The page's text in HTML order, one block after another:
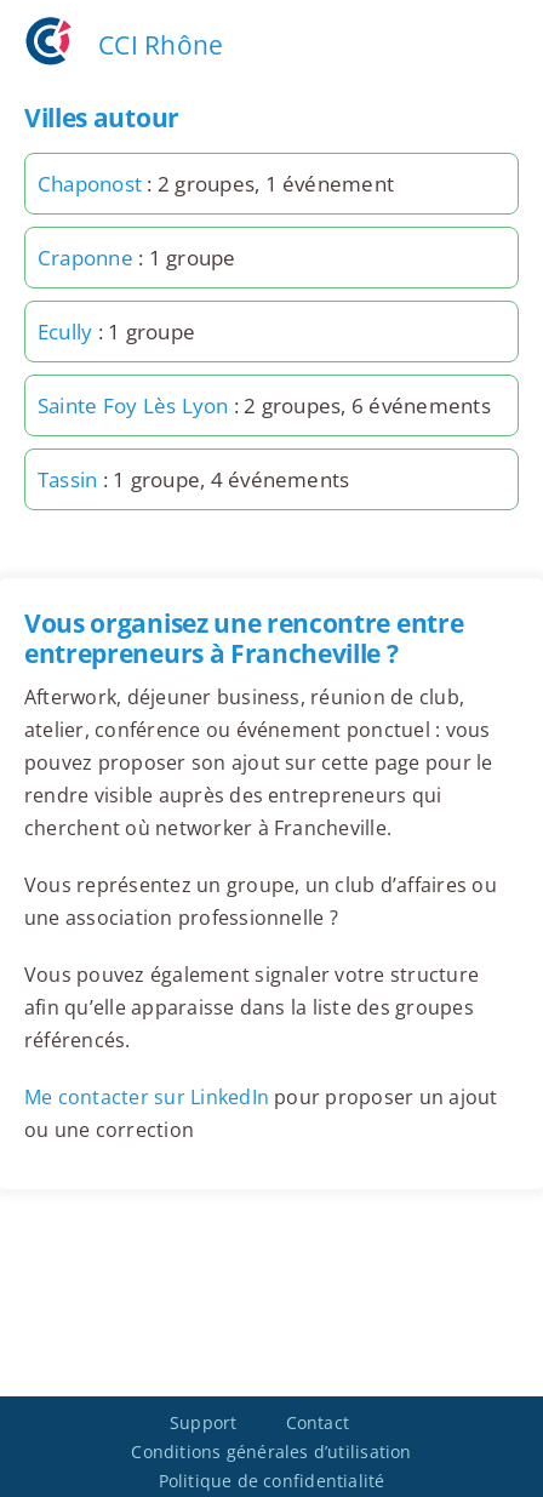
CCI Rhône
Villes autour
Chaponost : 2 groupes, 1 événement
Craponne : 1 groupe
Ecully : 1 groupe
Sainte Foy Lès Lyon : 2 groupes, 6 événements
Tassin : 1 groupe, 4 événements
Vous organisez une rencontre entre
entrepreneurs à Francheville ?
Afterwork, déjeuner business, réunion de club,
atelier, conférence ou événement ponctuel : vous
pouvez proposer son ajout sur cette page pour le
rendre visible auprès des entrepreneurs qui
cherchent où networker à Francheville.
Vous représentez un groupe, un club d’affaires ou
une association professionnelle ?
Vous pouvez également signaler votre structure
afin qu’elle apparaisse dans la liste des groupes
référencés.
Me contacter sur LinkedIn pour proposer un ajout
ou une correction
Support
Contact
Conditions générales d’utilisation
Politique de confidentialité